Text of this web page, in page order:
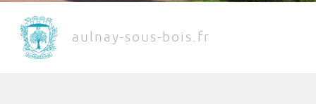
aulnay-sous-bois.fr